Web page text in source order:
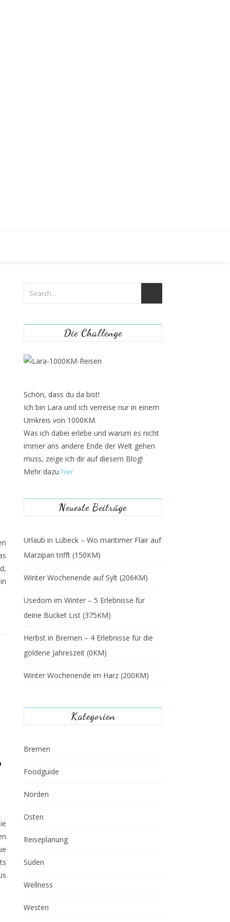
Die Challenge
Schön, dass du da bist!
Ich bin Lara und ich verreise nur in einem
Umkreis von 1000KM.
Was ich dabei erlebe und warum es nicht
immer ans andere Ende der Welt gehen
muss, zeige ich dir auf diesem Blog!
Mehr dazu hier
Neueste Beiträge
Urlaub in Lübeck – Wo maritimer Flair auf
Marzipan trifft (150KM)
Winter Wochenende auf Sylt (206KM)
Usedom im Winter – 5 Erlebnisse für
deine Bucket List (375KM)
Herbst in Bremen – 4 Erlebnisse für die
goldene Jahreszeit (0KM)
Winter Wochenende im Harz (200KM)
Kategorien
Bremen
Foodguide
Norden
Osten
Reiseplanung
Süden
Wellness
Westen